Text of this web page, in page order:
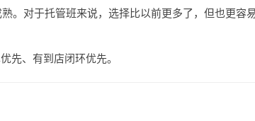
。对于托管班来说，选择比以前更多了，但也更容
先、有到店闭环优先。